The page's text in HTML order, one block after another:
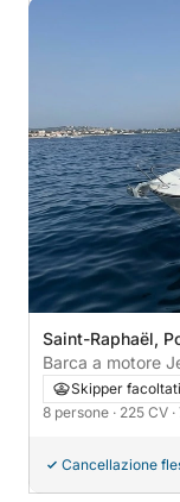
Saint-Raphaël,
Barca a motore
225CV
Skipper
8 persone · 225 CV
Cancellazione